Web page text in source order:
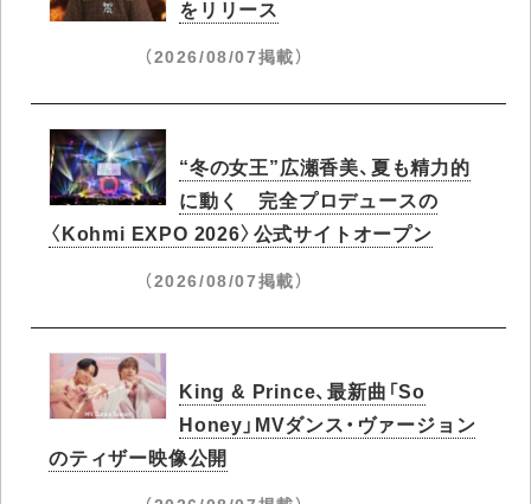
をリリース
（2026/08/07掲載）
“冬の女王”広瀬香美、夏も精力的
に動く 完全プロデュースの
〈Kohmi EXPO 2026〉公式サイトオープン
（2026/08/07掲載）
King & Prince、最新曲「So
Honey」MVダンス・ヴァージョン
のティザー映像公開